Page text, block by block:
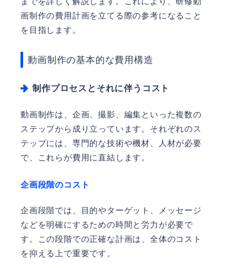
画制作の費用計画を立てる際の参考になること
を目指します。
動画制作の基本的な費用構造
制作プロセスとそれに伴うコスト
動画制作は、企画、撮影、編集といった複数の
ステップから成り立っています。それぞれのス
テップには、専門的な技術や機材、人材が必要
で、これらが費用に直結します。
企画段階のコスト
企画段階では、目的やターゲット、メッセージ
などを明確にするための時間と労力が必要で
す。この段階での正確な計画は、全体のコスト
を抑える上で重要です。